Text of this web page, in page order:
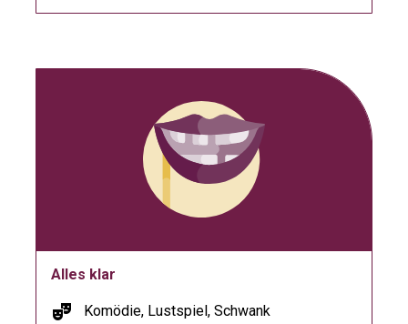
Alles klar
theater_comedy Komödie, Lustspiel, Schwank